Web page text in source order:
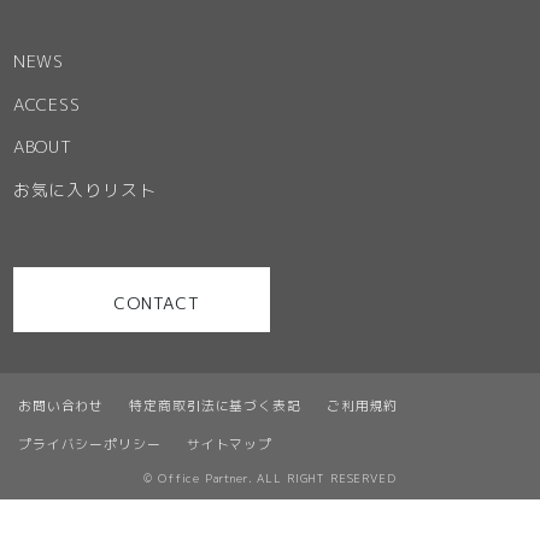
お問い合わせ 特定商取引法に基づく表記 ご利用規約
プライバシーポリシー サイトマップ
NEWS
ACCESS
ABOUT
お気に入りリスト
CONTACT
© Office Partner. ALL RIGHT RESERVED